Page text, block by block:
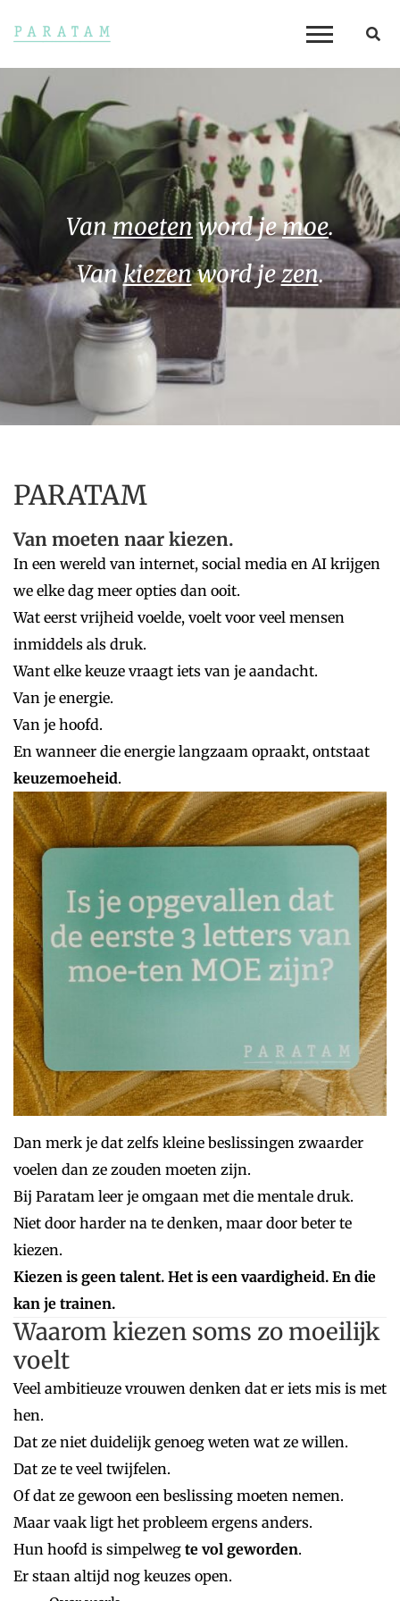
Vanmoetenword jemoe.
Vankiezenword jezen.
PARATAM
Van moeten naar kiezen.
In een wereld van internet, social media en AI krijgen
we elke dag meer opties dan ooit.
Wat eerst vrijheid voelde, voelt voor veel mensen
inmiddels als druk.
Want elke keuze vraagt iets van je aandacht.
Van je energie.
Van je hoofd.
En wanneer die energie langzaam opraakt, ontstaat
keuzemoeheid.
Dan merk je dat zelfs kleine beslissingen zwaarder
voelen dan ze zouden moeten zijn.
Bij Paratam leer je omgaan met die mentale druk.
Niet door harder na te denken, maar door beter te
kiezen.
Kiezen is geen talent. Het is een vaardigheid. En die
kan je trainen.
Waarom kiezen soms zo moeilijk
voelt
Veel ambitieuze vrouwen denken dat er iets mis is met
hen.
Dat ze niet duidelijk genoeg weten wat ze willen.
Dat ze te veel twijfelen.
Of dat ze gewoon een beslissing moeten nemen.
Maar vaak ligt het probleem ergens anders.
Hun hoofd is simpelweg te vol geworden.
Er staan altijd nog keuzes open.